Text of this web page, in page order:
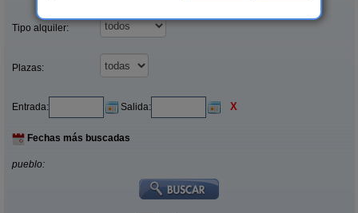
Tipo alquiler:
Plazas:
Entrada: Salida: X
Fechas más buscadas
pueblo: